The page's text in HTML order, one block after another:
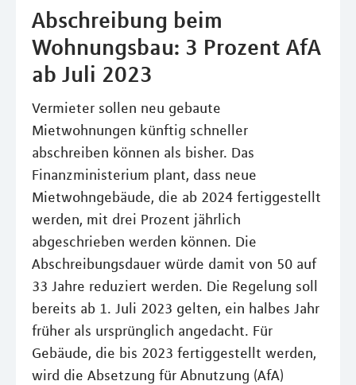
Abschreibung beim
Wohnungsbau: 3 Prozent AfA
ab Juli 2023
Vermieter sollen neu gebaute
Mietwohnungen künftig schneller
abschreiben können als bisher. Das
Finanzministerium plant, dass neue
Mietwohngebäude, die ab 2024 fertiggestellt
werden, mit drei Prozent jährlich
abgeschrieben werden können. Die
Abschreibungsdauer würde damit von 50 auf
33 Jahre reduziert werden. Die Regelung soll
bereits ab 1. Juli 2023 gelten, ein halbes Jahr
früher als ursprünglich angedacht. Für
Gebäude, die bis 2023 fertiggestellt werden,
wird die Absetzung für Abnutzung (AfA)